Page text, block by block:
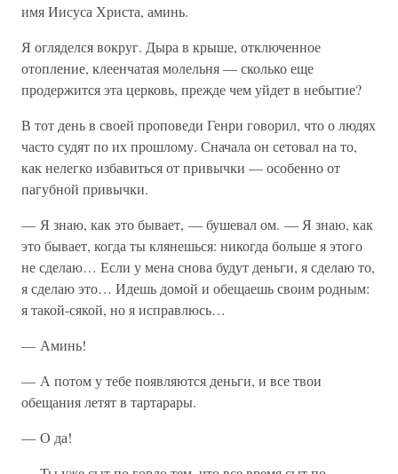
имя Иисуса Христа, аминь.
Я огляделся вокруг. Дыра в крыше, отключенное
отопление, клеенчатая молельня — сколько еще
продержится эта церковь, прежде чем уйдет в небытие?
В тот день в своей проповеди Генри говорил, что о людях
часто судят по их прошлому. Сначала он сетовал на то,
как нелегко избавиться от привычки — особенно от
пагубной привычки.
— Я знаю, как это бывает, — бушевал ом. — Я знаю, как
это бывает, когда ты клянешься: никогда больше я этого
не сделаю… Если у мена снова будут деньги, я сделаю то,
я сделаю это… Идешь домой и обещаешь своим родным:
я такой-сякой, но я исправлюсь…
— Аминь!
— А потом у тебе появляются деньги, и все твои
обещания летят в тартарары.
— О да!